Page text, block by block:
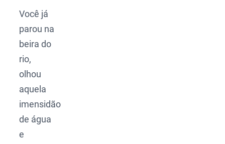
Você já
parou na
beira do
rio,
olhou
aquela
imensidão
de água
e